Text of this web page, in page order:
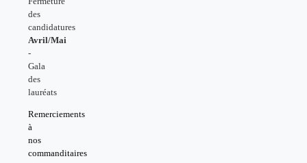
des
candidatures
Avril/Mai
-
Gala
des
lauréats
Remerciements
à
nos
commanditaires